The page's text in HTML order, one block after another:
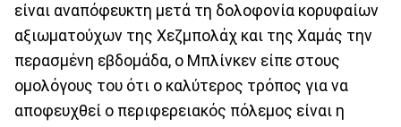
είναι αναπόφευκτη μετά τη δολοφονία κορυφαίων
αξιωματούχων της Χεζμπολάχ και της Χαμάς την
περασμένη εβδομάδα, ο Μπλίνκεν είπε στους
ομολόγους του ότι ο καλύτερος τρόπος για να
αποφευχθεί ο περιφερειακός πόλεμος είναι η